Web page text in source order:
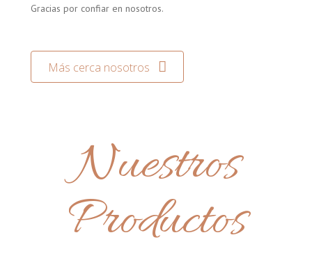
Gracias por confiar en nosotros.
Más cerca nosotros
Nuestros
Productos